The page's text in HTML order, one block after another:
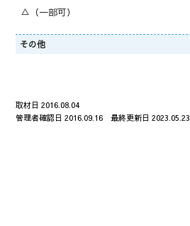
△（一部可）
その他
取材日 2016.08.04
管理者確認日 2016.09.16 最終更新日 2023.05.23